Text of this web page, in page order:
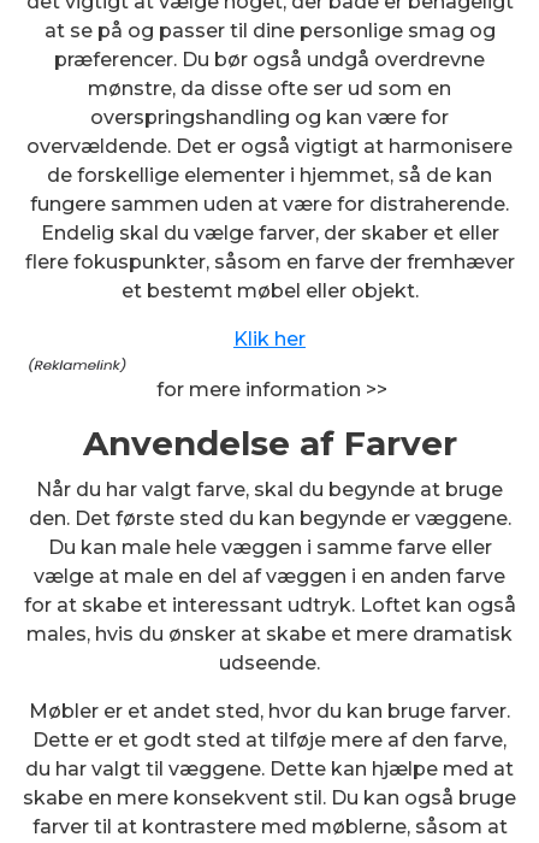
at se på og passer til dine personlige smag og
præferencer. Du bør også undgå overdrevne
mønstre, da disse ofte ser ud som en
overspringshandling og kan være for
overvældende. Det er også vigtigt at harmonisere
de forskellige elementer i hjemmet, så de kan
fungere sammen uden at være for distraherende.
Endelig skal du vælge farver, der skaber et eller
flere fokuspunkter, såsom en farve der fremhæver
et bestemt møbel eller objekt.
Klik her
for mere information >>
Anvendelse af Farver
Når du har valgt farve, skal du begynde at bruge
den. Det første sted du kan begynde er væggene.
Du kan male hele væggen i samme farve eller
vælge at male en del af væggen i en anden farve
for at skabe et interessant udtryk. Loftet kan også
males, hvis du ønsker at skabe et mere dramatisk
udseende.
Møbler er et andet sted, hvor du kan bruge farver.
Dette er et godt sted at tilføje mere af den farve,
du har valgt til væggene. Dette kan hjælpe med at
skabe en mere konsekvent stil. Du kan også bruge
farver til at kontrastere med møblerne, såsom at